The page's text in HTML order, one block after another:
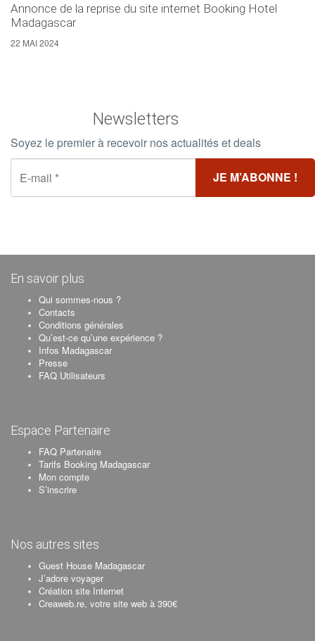
Annonce de la reprise du site internet Booking Hotel
Madagascar
22 MAI 2024
Newsletters
Soyez le premier à recevoir nos actualités et deals
En savoir plus
Qui sommes-nous ?
Contacts
Conditions générales
Qu’est-ce qu’une expérience ?
Infos Madagascar
Presse
FAQ Utilisateurs
Espace Partenaire
FAQ Partenaire
Tarifs Booking Madagascar
Mon compte
S’inscrire
Nos autres sites
Guest House Madagascar
J’adore voyager
Création site Internet
Creaweb.re, votre site web à 390€